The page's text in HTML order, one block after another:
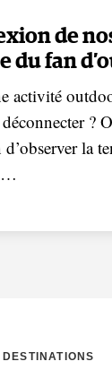
de
du fan
activité
?
la
DESTINATIONS